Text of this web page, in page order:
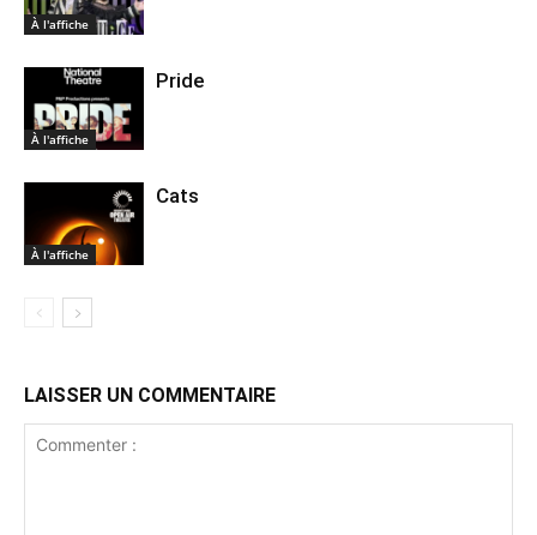
À l'affiche
À l'affiche
Pride
À l'affiche
Cats
LAISSER UN COMMENTAIRE